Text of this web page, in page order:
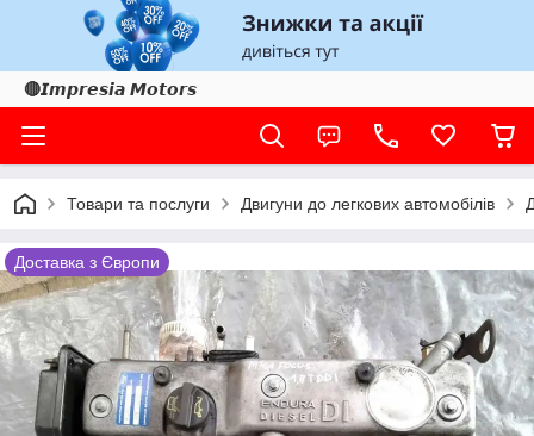
🔴𝙄𝙢𝙥𝙧𝙚𝙨𝙞𝙖 𝙈𝙤𝙩𝙤𝙧𝙨
Товари та послуги Двигуни до легкових автомобілів
Доставка з Європи